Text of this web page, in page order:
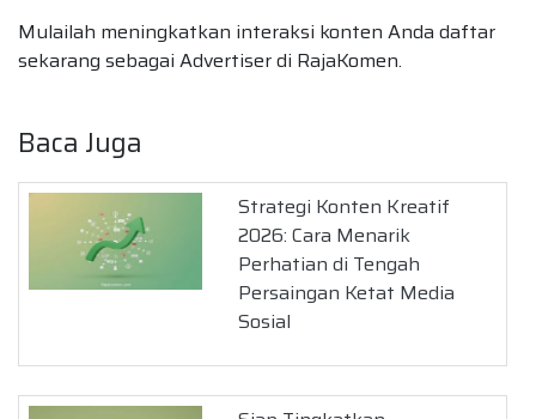
Mulailah meningkatkan interaksi konten Anda daftar
sekarang sebagai Advertiser di RajaKomen.
Baca Juga
Strategi Konten Kreatif
2026: Cara Menarik
Perhatian di Tengah
Persaingan Ketat Media
Sosial